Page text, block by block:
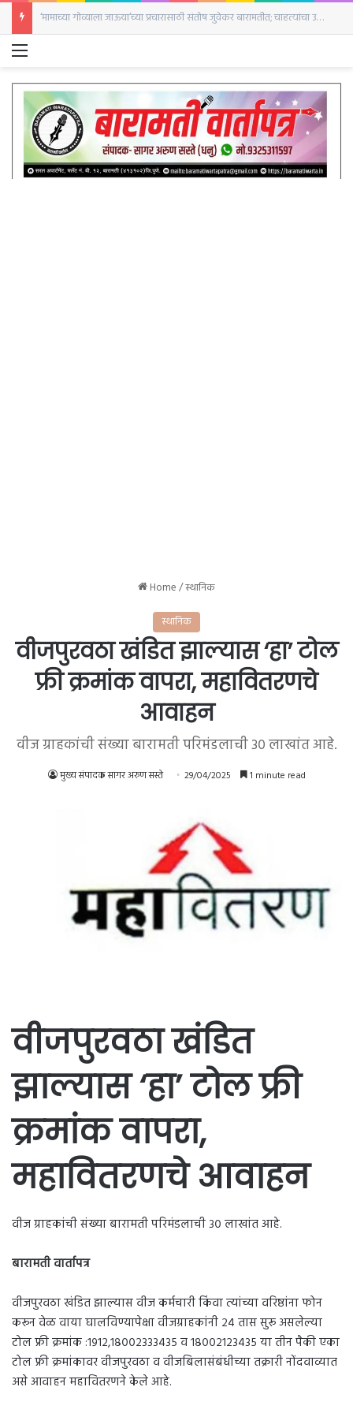
‘मामाच्या गोव्याला जाऊया’च्या प्रचारासाठी संतोष जुवेकर बारामतीत; चाहत्यांचा उत्स्फूर्त प्रतिसाद
Menu
Home/स्थानिक
स्थानिक
वीजपुरवठा खंडित झाल्यास ‘हा’ टोल
फ्री क्रमांक वापरा, महावितरणचे
आवाहन
वीज ग्राहकांची संख्या बारामती परिमंडलाची ३० लाखांत आहे.
मुख्य संपादक सागर अरुण सस्ते 29/04/2025 1 minute read
वीजपुरवठा खंडित
झाल्यास‘हा’ टोल फ्री
क्रमांक वापरा,
महावितरणचे आवाहन
वीज ग्राहकांची संख्या बारामती परिमंडलाची ३० लाखांत आहे.
बारामती वार्तापत्र
वीजपुरवठा खंडित झाल्यास वीज कर्मचारी किंवा त्यांच्या वरिष्ठांना फोन
करून वेळ वाया घालविण्यापेक्षा वीजग्राहकांनी २४ तास सुरू असलेल्या
टोल फ्री क्रमांक :१९१२,१८००२३३३४३५ व १८००२१२३४३५ या तीन पैकी एका
टोल फ्री क्रमांकावर वीजपुरवठा व वीजबिलासंबंधीच्या तक्रारी नोंदवाव्यात
असे आवाहन महावितरणने केले आहे.